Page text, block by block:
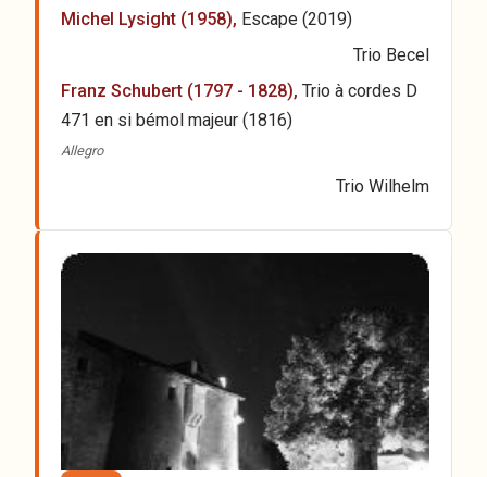
Michel Lysight (1958), Escape (2019)
Trio Becel
Franz Schubert (1797 - 1828), Trio à cordes D
471 en si bémol majeur (1816)
Allegro
Trio Wilhelm